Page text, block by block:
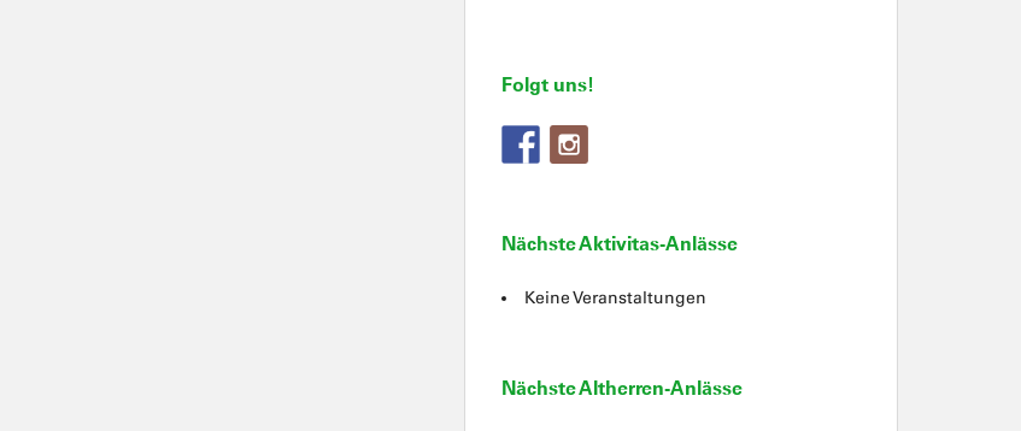
Folgt uns!
Nächste Aktivitas-Anlässe
Keine Veranstaltungen
Nächste Altherren-Anlässe